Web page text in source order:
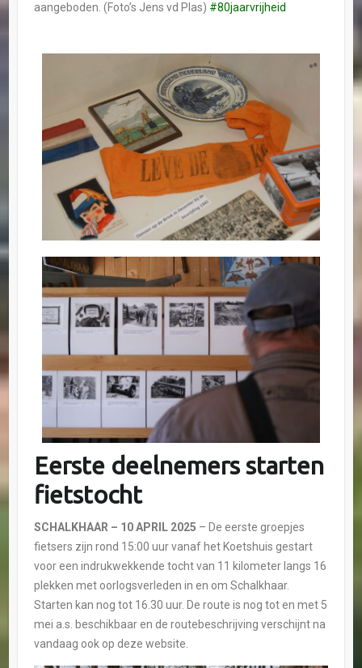
aangeboden. (Foto’s Jens vd Plas) #80jaarvrijheid
Eerste deelnemers starten
fietstocht
SCHALKHAAR – 10 APRIL 2025 – De eerste groepjes
fietsers zijn rond 15:00 uur vanaf het Koetshuis gestart
voor een indrukwekkende tocht van 11 kilometer langs 16
plekken met oorlogsverleden in en om Schalkhaar.
Starten kan nog tot 16.30 uur. De route is nog tot en met 5
mei a.s. beschikbaar en de routebeschrijving verschijnt na
vandaag ook op deze website.